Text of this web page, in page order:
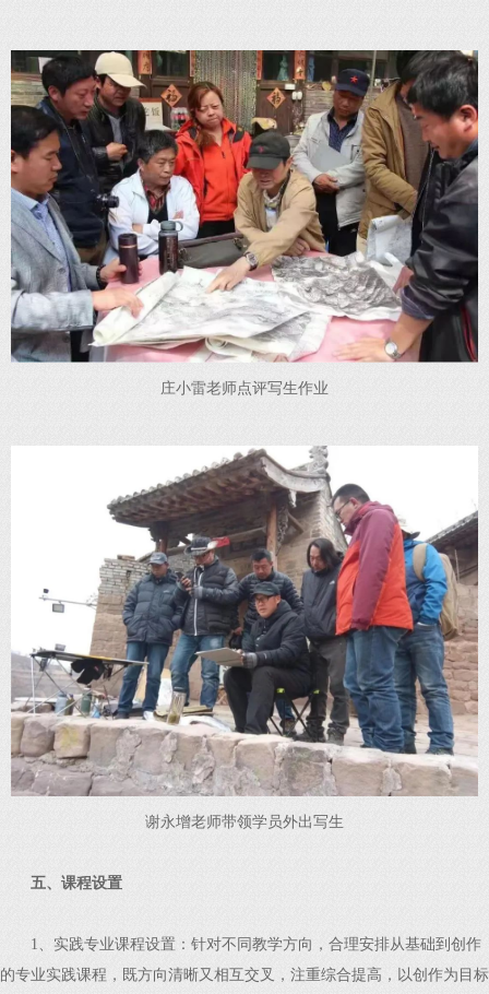
庄小雷老师点评写生作业
谢永增老师带领学员外出写生
五、课程设置
1、实践专业课程设置：针对不同教学方向，合理安排从基础到创作
的专业实践课程，既方向清晰又相互交叉，注重综合提高，以创作为目标